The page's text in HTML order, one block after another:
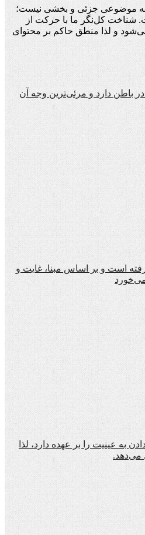
به موضوعی جزئی و بخشی نیست؛
شناخت کل‌نگر ما با حرکت از
و لذا منطق حاکم بر محتوای
باطن دارد و مرئی‌ترین وجه آن
است و بر اساس مبنا، غایت و
به عینیت را بر عهده دارد، لذا
می‌دهد.